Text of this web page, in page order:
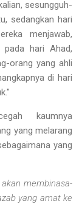
sesungguh­
sedangkan hari
menjawab,
pada hari Ahad,
orang yang ahli
di hari
kaumnya
yang melarang
yang
membinasa­
yang amat ke­